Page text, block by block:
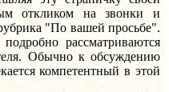
откликом на звонки и
"По вашей просьбе".
рассматриваются
Обычно к обсуждению
компетентный в этой